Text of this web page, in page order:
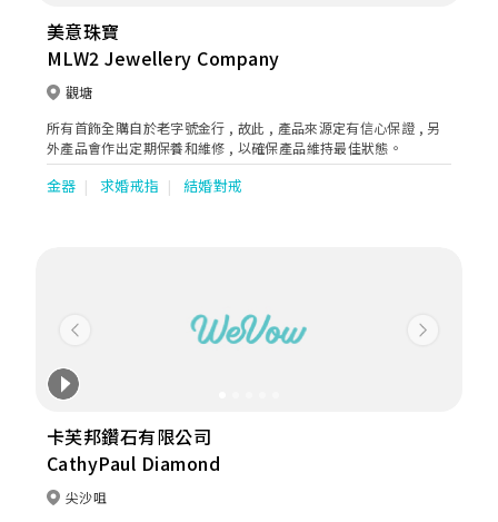
美意珠寶
MLW2 Jewellery Company
觀塘
所有首飾全購自於老字號金行 , 故此 , 產品來源定有信心保證 , 另
外產品會作出定期保養和維修 , 以確保產品維持最佳狀態。
金器 求婚戒指 結婚對戒
Previous Next
卡芙邦鑽石有限公司
CathyPaul Diamond
尖沙咀